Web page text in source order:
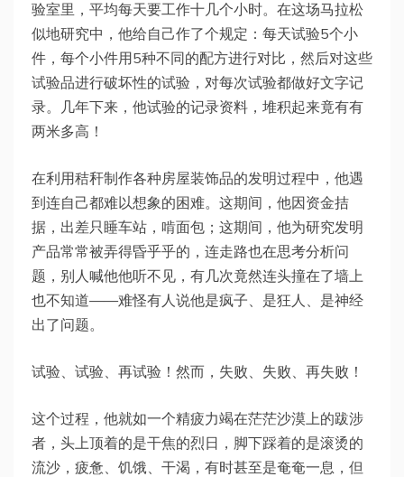
验室里，平均每天要工作十几个小时。在这场马拉松
似地研究中，他给自己作了个规定：每天试验5个小
件，每个小件用5种不同的配方进行对比，然后对这些
试验品进行破坏性的试验，对每次试验都做好文字记
录。几年下来，他试验的记录资料，堆积起来竟有有
两米多高！
在利用秸秆制作各种房屋装饰品的发明过程中，他遇
到连自己都难以想象的困难。这期间，他因资金拮
据，出差只睡车站，啃面包；这期间，他为研究发明
产品常常被弄得昏乎乎的，连走路也在思考分析问
题，别人喊他他听不见，有几次竟然连头撞在了墙上
也不知道——难怪有人说他是疯子、是狂人、是神经
出了问题。
试验、试验、再试验！然而，失败、失败、再失败！
这个过程，他就如一个精疲力竭在茫茫沙漠上的跋涉
者，头上顶着的是干焦的烈日，脚下踩着的是滚烫的
流沙，疲惫、饥饿、干渴，有时甚至是奄奄一息，但